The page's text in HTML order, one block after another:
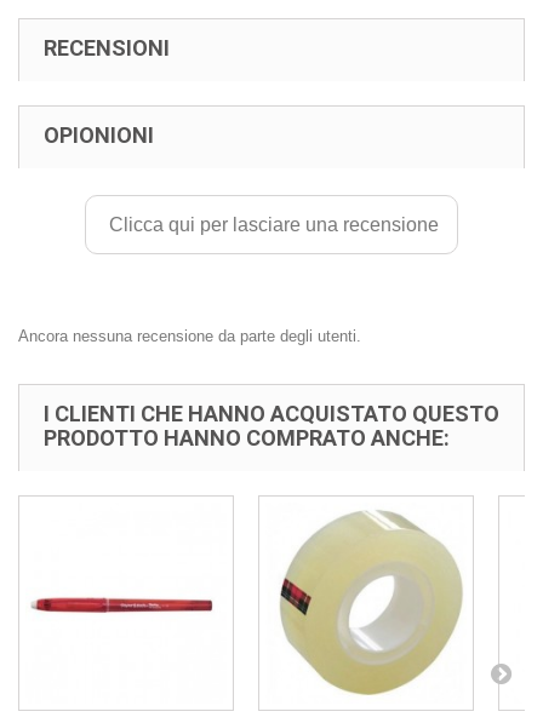
RECENSIONI
OPIONIONI
Clicca qui per lasciare una recensione
Ancora nessuna recensione da parte degli utenti.
I CLIENTI CHE HANNO ACQUISTATO QUESTO
PRODOTTO HANNO COMPRATO ANCHE: